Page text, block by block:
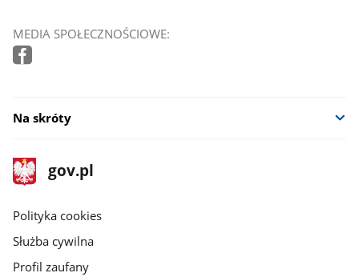
MEDIA SPOŁECZNOŚCIOWE:
Na skróty
stopka
gov.pl
Strona
gov.pl
gov.pl
Polityka cookies
Służba cywilna
Profil zaufany